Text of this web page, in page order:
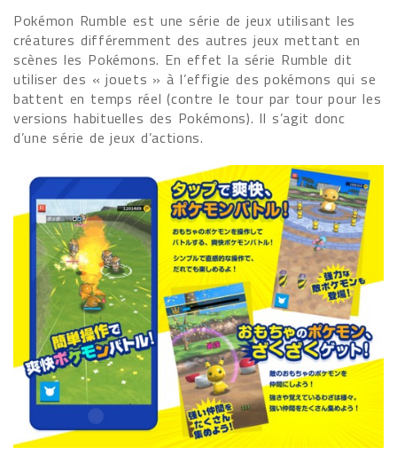
Pokémon Rumble est une série de jeux utilisant les
créatures différemment des autres jeux mettant en
scènes les Pokémons. En effet la série Rumble dit
utiliser des « jouets » à l’effigie des pokémons qui se
battent en temps réel (contre le tour par tour pour les
versions habituelles des Pokémons). Il s’agit donc
d’une série de jeux d’actions.